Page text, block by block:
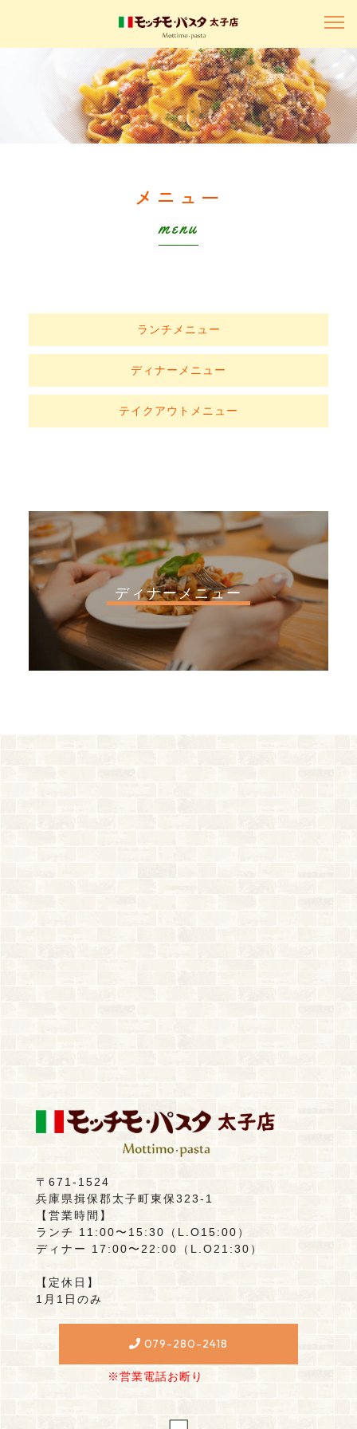
メニュー
menu
ランチメニュー
ディナーメニュー
テイクアウトメニュー
ディナーメニュー
〒671-1524
兵庫県揖保郡太子町東保323-1
【営業時間】
ランチ 11:00〜15:30（L.O15:00）
ディナー 17:00〜22:00（L.O21:30）
【定休日】
1月1日のみ
079-280-2418
※営業電話お断り